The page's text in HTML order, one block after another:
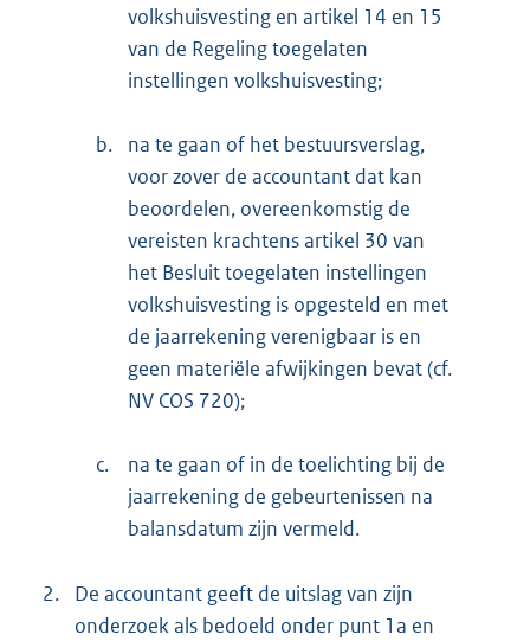
volkshuisvesting en artikel 14 en 15
van de Regeling toegelaten
instellingen volkshuisvesting;
b.
na te gaan of het bestuursverslag,
voor zover de accountant dat kan
beoordelen, overeenkomstig de
vereisten krachtens artikel 30 van
het Besluit toegelaten instellingen
volkshuisvesting is opgesteld en met
de jaarrekening verenigbaar is en
geen materiële afwijkingen bevat (cf.
NV COS 720);
c.
na te gaan of in de toelichting bij de
jaarrekening de gebeurtenissen na
balansdatum zijn vermeld.
2.
De accountant geeft de uitslag van zijn
onderzoek als bedoeld onder punt 1a en